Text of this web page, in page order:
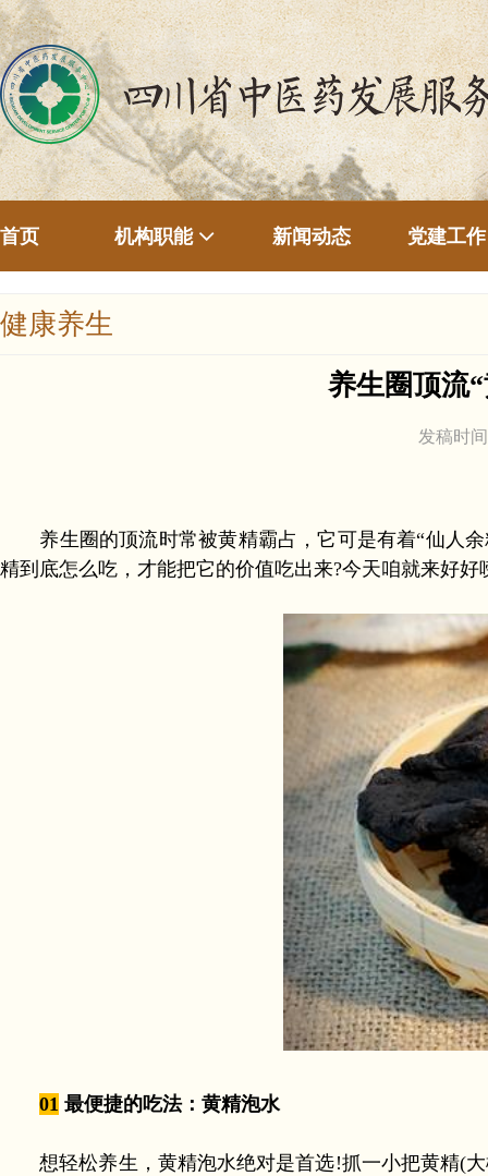
首页 机构职能 新闻动态 党建工作
健康养生
养生圈顶流
发稿时
养生圈的顶流时常被黄精霸占，它可是有着“仙人
精到底怎么吃，才能把它的价值吃出来?今天咱就来好好
01 最便捷的吃法：黄精泡水
想轻松养生，黄精泡水绝对是首选!抓一小把黄精(大